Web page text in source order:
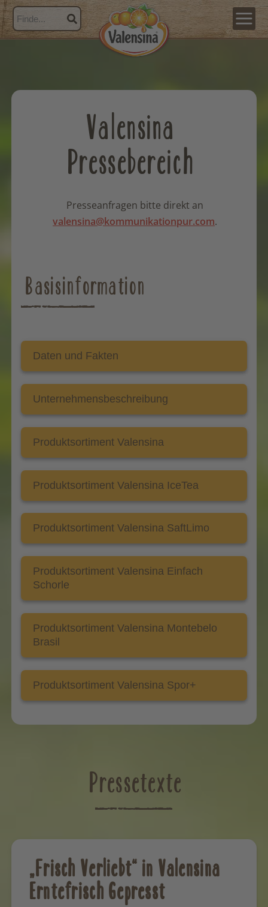
Valensina
Pressebereich
Presseanfragen bitte direkt an
valensina@kommunikationpur.com.
Basisinformation
Daten und Fakten
Unternehmensbeschreibung
Produktsortiment Valensina
Produktsortiment Valensina IceTea
Produktsortiment Valensina SaftLimo
Produktsortiment Valensina Einfach
Schorle
Produktsortiment Valensina Montebelo
Brasil
Produktsortiment Valensina Spor+
Pressetexte
„Frisch Verliebt“ in Valensina
Erntefrisch Gepresst